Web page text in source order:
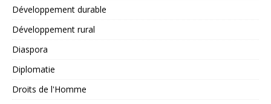
Développement durable
Développement rural
Diaspora
Diplomatie
Droits de l'Homme